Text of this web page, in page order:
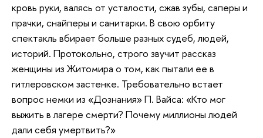
кровь руки, валясь от усталости, сжав зубы, саперы и
прачки, снайперы и санитарки. В свою орбиту
спектакль вбирает больше разных судеб, людей,
историй. Протокольно, строго звучит рассказ
женщины из Житомира о том, как пытали ее в
гитлеровском застенке. Требовательно встает
вопрос немки из «Дознания» П. Вайса: «Кто мог
выжить в лагере смерти? Почему миллионы людей
дали себя умертвить?»